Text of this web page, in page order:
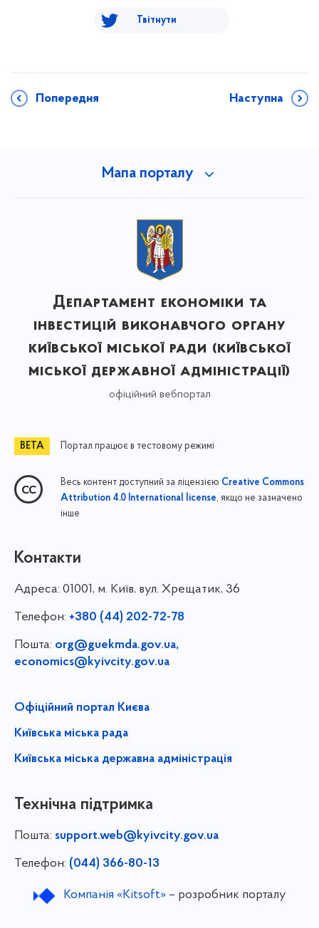
Твітнути
Попередня Наступна
Мапа порталу
Департамент економіки та
інвестицій виконавчого органу
київської міської ради (київської
міської державної адміністрації)
офіційний вебпортал
Портал працює в тестовому режимі
Весь контент доступний за ліцензією Creative Commons
Attribution 4.0 International license, якщо не зазначено
інше
Контакти
Адреса: 01001, м. Київ, вул. Хрещатик, 36
Телефон: +380 (44) 202-72-78
Пошта: org@guekmda.gov.ua,
economics@kyivcity.gov.ua
Офіційний портал Києва
Київська міська рада
Київська міська державна адміністрація
Технічна підтримка
Пошта: support.web@kyivcity.gov.ua
Телефон: (044) 366-80-13
Компанія «Kitsoft»– розробник порталу